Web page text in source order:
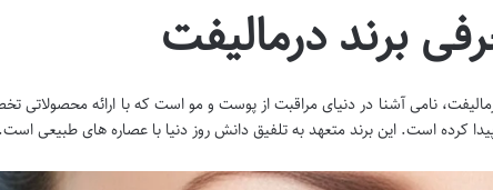
برند درمالیفت
نامی آشنا در دنیای مراقبت از پوست و مو است که با ارائه
پیدا کرده است. این برند متعهد به تلفیق دانش روز دنیا با عصاره های طبیعی است.